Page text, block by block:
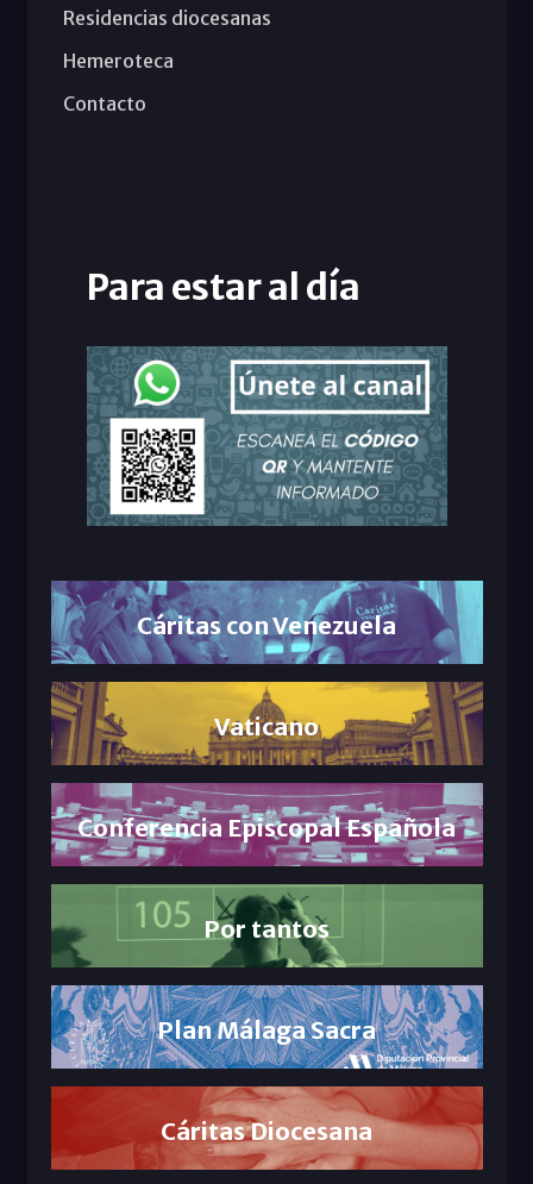
Residencias diocesanas
Hemeroteca
Contacto
Para estar al día
Cáritas con Venezuela
Vaticano
Conferencia Episcopal Española
Por tantos
Plan Málaga Sacra
Cáritas Diocesana